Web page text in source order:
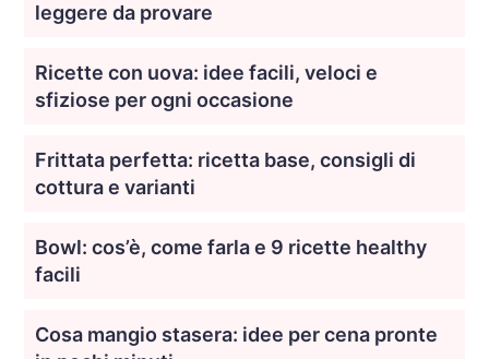
leggere da provare
Ricette con uova: idee facili, veloci e
sfiziose per ogni occasione
Frittata perfetta: ricetta base, consigli di
cottura e varianti
Bowl: cos’è, come farla e 9 ricette healthy
facili
Cosa mangio stasera: idee per cena pronte